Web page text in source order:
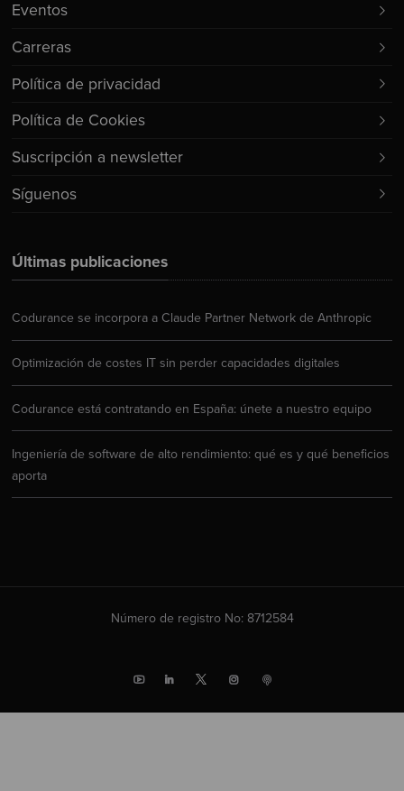
Últimas publicaciones
Codurance se incorpora a Claude Partner Network de Anthropic
Optimización de costes IT sin perder capacidades digitales
Codurance está contratando en España: únete a nuestro equipo
Ingeniería de software de alto rendimiento: qué es y qué beneficios
aporta
Eventos
Carreras
Política de privacidad
Política de Cookies
Suscripción a newsletter
Síguenos
Número de registro No: 8712584